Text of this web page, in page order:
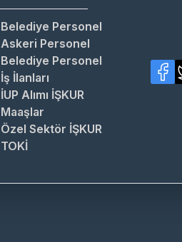
Belediye Personel
Askeri Personel
Belediye Personel
İş İlanları
İUP Alımı İŞKUR
Maaşlar
Özel Sektör İŞKUR
TOKİ